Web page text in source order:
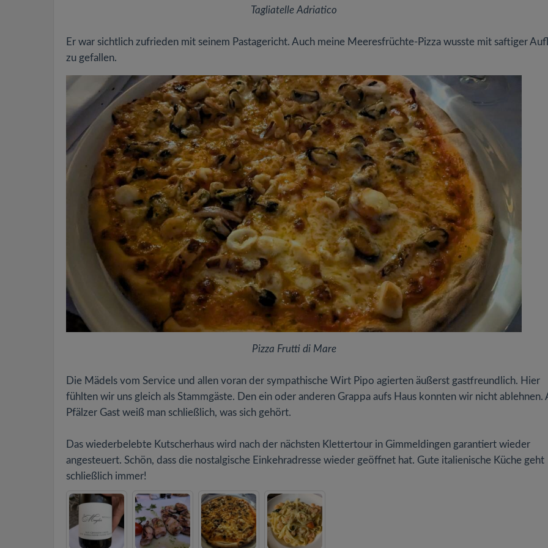
Tagliatelle Adriatico
Er war sichtlich zufrieden mit seinem Pastagericht. Auch meine Meeresfrüchte-Pizza wusste mit saftiger
zu gefallen.
Pizza Frutti di Mare
Die Mädels vom Service und allen voran der sympathische Wirt Pipo agierten äußerst gastfreundlich. Hier
fühlten wir uns gleich als Stammgäste. Den ein oder anderen Grappa aufs Haus konnten wir nicht ablehnen.
Pfälzer Gast weiß man schließlich, was sich gehört.
Das wiederbelebte Kutscherhaus wird nach der nächsten Klettertour in Gimmeldingen garantiert wieder
angesteuert. Schön, dass die nostalgische Einkehradresse wieder geöffnet hat. Gute italienische Küche geht
schließlich immer!